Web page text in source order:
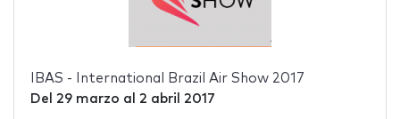
IBAS - International Brazil Air Show 2017
Del 29 marzo al 2 abril 2017